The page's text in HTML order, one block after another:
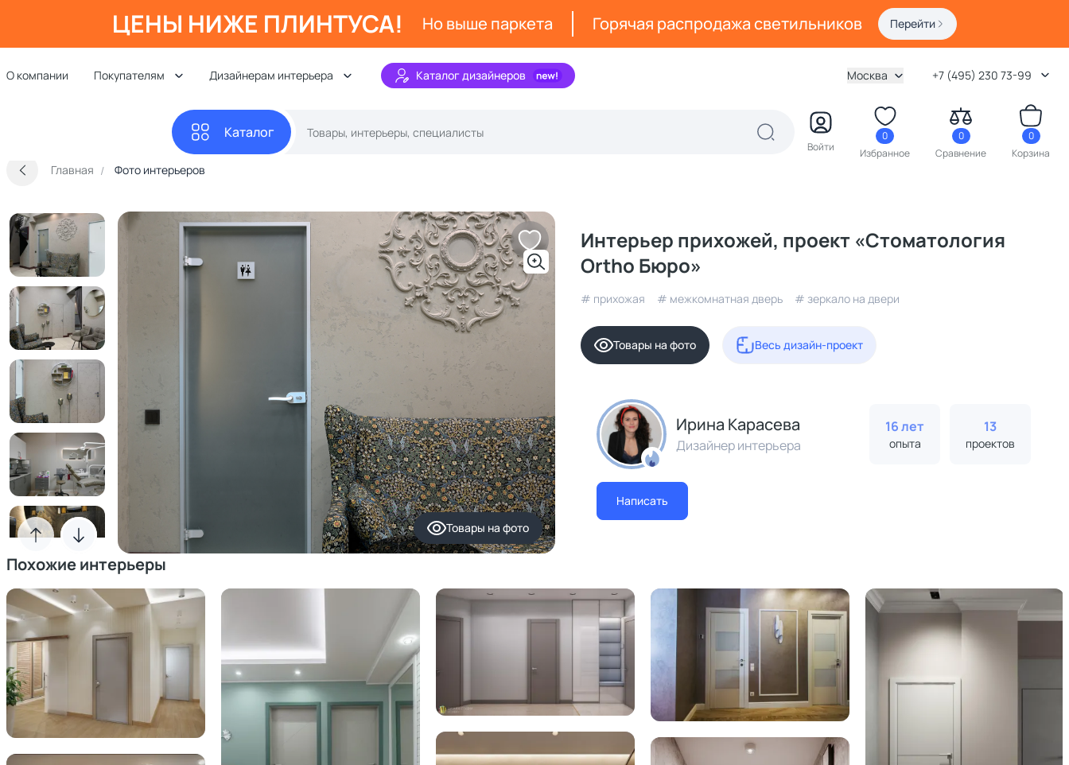
ЦЕНЫ НИЖЕ ПЛИНТУСА! Но выше паркета Горячая распродажа светильников Перейти
О компании Покупателям Дизайнерам интерьера Каталог дизайнеров Москва +7 (495) 230 73-99
Каталог
Войти
0
Избранное
0
Сравнение
0
Корзина
Главная Фото интерьеров
Товары на фото
Интерьер прихожей, проект «Стоматология
Ortho Бюро»
# прихожая # межкомнатная дверь # зеркало на двери
Товары на фото Весь дизайн-проект
Ирина Карасева
Дизайнер интерьера
16 лет
опыта
13
проектов
Написать
Похожие интерьеры